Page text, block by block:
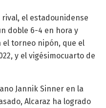
el estadounidense
doble 6-4 en hora y
el torneo nipón, que el
y el vigésimocuarto de
Jannik Sinner en la
Alcaraz ha logrado